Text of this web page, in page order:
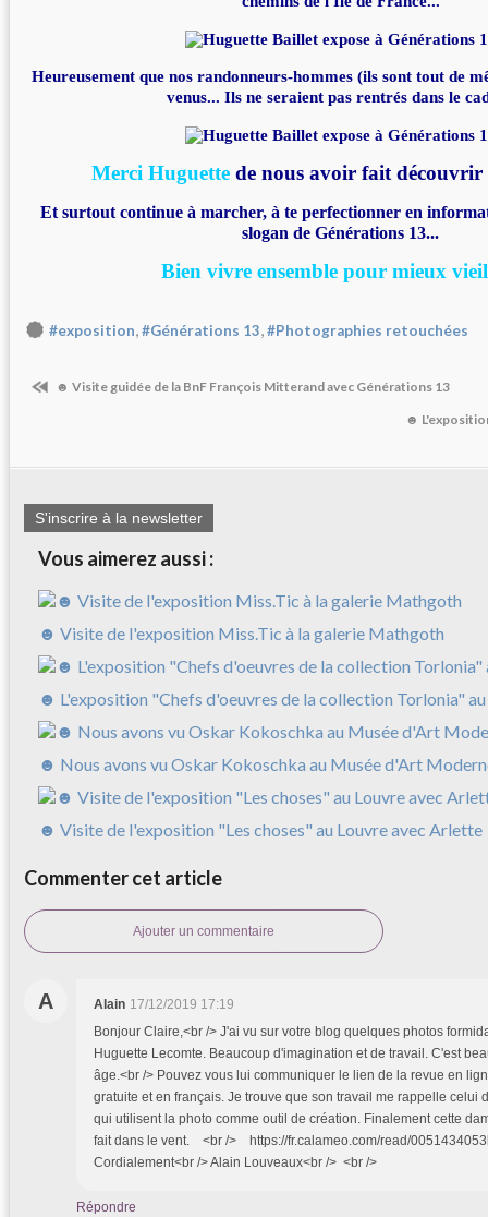
Heureusement que nos randonneurs-hommes (ils sont tout de
venus... Ils ne seraient pas rentrés dans le
Merci Huguette de nous avoir fait
Et surtout continue à marcher, à te perfectionner en
slogan de Générations 13...
Bien vivre ensemble pour mieux
#exposition,#Générations 13,#Photographies retouchées
☻ Visite guidée de la BnF François Mitterand avec Générations 13
☻
S'inscrire à la newsletter
Vous aimerez aussi :
☻ Visite de l'exposition Miss.Tic à la galerie Mathgoth
☻ L'exposition "Chefs d'oeuvres de la collection Torlonia"
☻ Nous avons vu Oskar Kokoschka au Musée d'Art
☻ Visite de l'exposition "Les choses" au Louvre avec Arlette
Commenter cet article
Ajouter un commentaire
A Alain 17/12/2019 17:19
Bonjour Claire,<br /> J'ai vu sur votre blog quelques photos
Huguette Lecomte. Beaucoup d'imagination et de travail. C'est
âge.<br /> Pouvez vous lui communiquer le lien de la revue en
gratuite et en français. Je trouve que son travail me rappelle celui
qui utilisent la photo comme outil de création. Finalement cette
fait dans le vent. <br /> https://fr.calameo.com/read/
Cordialement<br /> Alain Louveaux<br /> <br />
Répondre